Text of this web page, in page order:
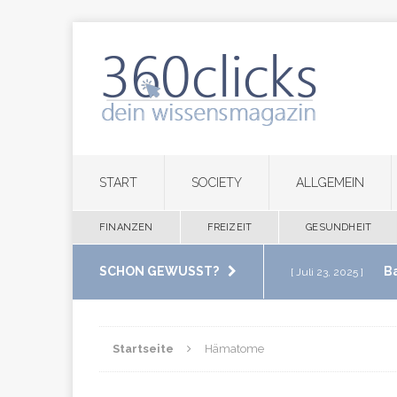
START SOCIETY ALLGEMEIN
FINANZEN FREIZEIT GESUNDHEIT
SCHON GEWUSST? [ Juli 23, 2025 ]
im eigenen
Startseite Hämatome